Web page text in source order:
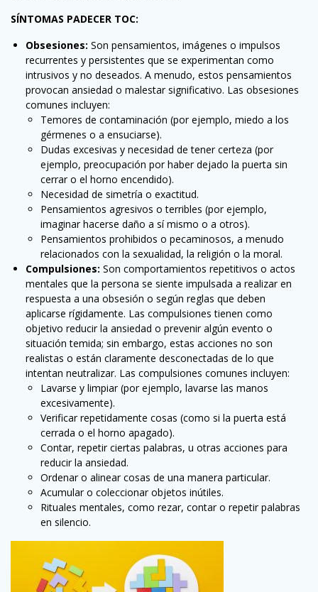
SÍNTOMAS PADECER TOC:
Obsesiones: Son pensamientos, imágenes o impulsos
recurrentes y persistentes que se experimentan como
intrusivos y no deseados. A menudo, estos pensamientos
provocan ansiedad o malestar significativo. Las obsesiones
comunes incluyen:
Temores de contaminación (por ejemplo, miedo a los
gérmenes o a ensuciarse).
Dudas excesivas y necesidad de tener certeza (por
ejemplo, preocupación por haber dejado la puerta sin
cerrar o el horno encendido).
Necesidad de simetría o exactitud.
Pensamientos agresivos o terribles (por ejemplo,
imaginar hacerse daño a sí mismo o a otros).
Pensamientos prohibidos o pecaminosos, a menudo
relacionados con la sexualidad, la religión o la moral.
Compulsiones: Son comportamientos repetitivos o actos
mentales que la persona se siente impulsada a realizar en
respuesta a una obsesión o según reglas que deben
aplicarse rígidamente. Las compulsiones tienen como
objetivo reducir la ansiedad o prevenir algún evento o
situación temida; sin embargo, estas acciones no son
realistas o están claramente desconectadas de lo que
intentan neutralizar. Las compulsiones comunes incluyen:
Lavarse y limpiar (por ejemplo, lavarse las manos
excesivamente).
Verificar repetidamente cosas (como si la puerta está
cerrada o el horno apagado).
Contar, repetir ciertas palabras, u otras acciones para
reducir la ansiedad.
Ordenar o alinear cosas de una manera particular.
Acumular o coleccionar objetos inútiles.
Rituales mentales, como rezar, contar o repetir palabras
en silencio.